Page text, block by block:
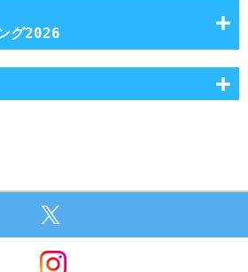
グ2026